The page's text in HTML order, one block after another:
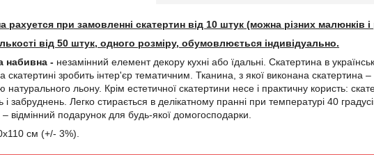
рахуется при замовленні скатертин від 10 штук (можна різних малюнків і
від 50 штук, одного розміру, обумовлюється індивідуально.
набивна - незамінний елемент декору кухні або їдальні. Скатертина в
скатертині зробить інтер'єр тематичним. Тканина, з якої виконана
натурального льону. Крім естетичної скатертини несе і практичну користь:
забруднень. Легко стирається в делікатному пранні при температурі 40
відмінний подарунок для будь-якої домогосподарки.
см (+/- 3%).